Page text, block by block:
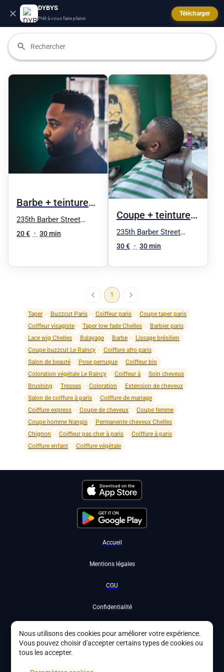
DYBYS
Prêt à vous faire plaisir.
Télécharger
Barbe + teinture
noire
235th Barber Street
Nation
20 € • 30 min
Coupe + teinture
noire
235th Barber Street
Nation
30 € • 30 min
1
Taper Buzzcut Paris Coiffeur paris
Coupe taper paris
Coiffeur visagiste
Taper low fade Chelles
Barbier paris
Lace wig Chelles
Balayage Barbe
Lissage brésilien
Coupe buzzcut Le Raincy
Coiffure afro paris
Salon de beauté
Pose perruque
Coiffeur bio
Coloration végétale Le Raincy
Coiffeur à
Soin cheveux
Brushing
Tresses Coloration
Extension de cheveux
Salon de coiffure à paris
Coiffure de mariage
Coiffure express
Coupe de cheveux
Coupe femme
Coupe homme Nangis
Permanente cheveux Chelles
Chignon
Coiffeur pas cher à paris
Coiffure à paris
Coiffure enfant
Coiffure végétale
Accueil
Mentions légales
CGU
Confidentialité
Nous utilisons des cookies pour améliorer votre expérience.
Vous pouvez choisir d'accepter certains types de cookies ou
tous les accepter.